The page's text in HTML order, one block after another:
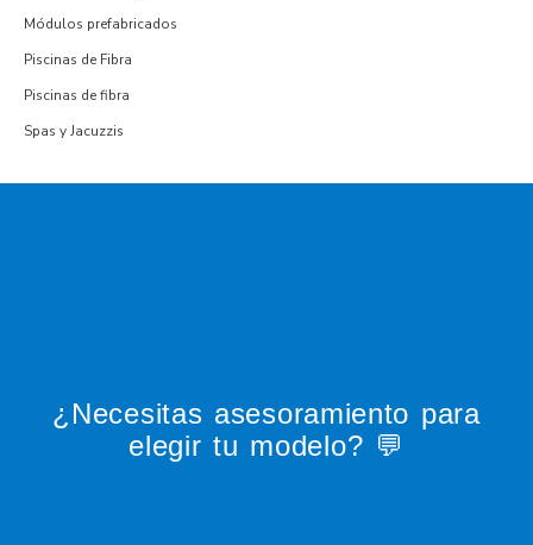
Módulos prefabricados
Piscinas de Fibra
Piscinas de fibra
Spas y Jacuzzis
¿Necesitas asesoramiento para
elegir tu modelo? 💬